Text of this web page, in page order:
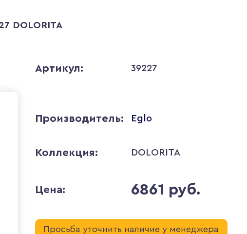
DOLORITA
Артикул: 39227
Производитель: Eglo
Коллекция: DOLORITA
Цена: 6861 руб.
Просьба уточнить наличие у менеджера